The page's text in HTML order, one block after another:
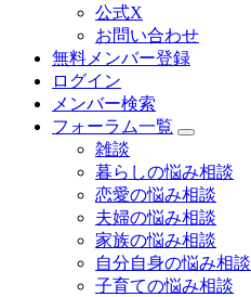
公式X
お問い合わせ
無料メンバー登録
ログイン
メンバー検索
フォーラム一覧
雑談
暮らしの悩み相談
恋愛の悩み相談
夫婦の悩み相談
家族の悩み相談
自分自身の悩み相談
子育ての悩み相談